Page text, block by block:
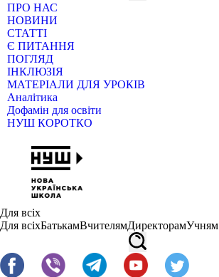
ПРО НАС
НОВИНИ
СТАТТІ
Є ПИТАННЯ
ПОГЛЯД
ІНКЛЮЗІЯ
МАТЕРІАЛИ ДЛЯ УРОКІВ
Аналітика
Дофамін для освіти
НУШ КОРОТКО
Для всіх
Для всіхБатькамВчителямДиректорамУчням